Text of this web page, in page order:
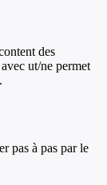
des
ut/ne permet
pas à pas par le